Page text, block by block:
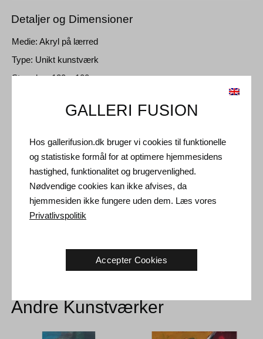
Detaljer og Dimensioner
Medie: Akryl på lærred
Type: Unikt kunstværk
Størrelse: 120 x 100 cm
Leveringstid: 3-5 hverdage inden for Danmark.
Forsendelse: Salgsprisen er inklusiv levering. Læs
handelsbetingelser
Håndtering: Sendes sikkert og forsikret. Mere information
kontakt os
Andre Kunstværker
GALLERI FUSION
Hos gallerifusion.dk bruger vi cookies til funktionelle
og statistiske formål for at optimere hjemmesidens
hastighed, funktionalitet og brugervenlighed.
Nødvendige cookies kan ikke afvises, da
hjemmesiden ikke fungere uden dem. Læs vores
Privatlivspolitik
Accepter Cookies